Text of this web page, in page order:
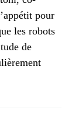
pour
les robots
de